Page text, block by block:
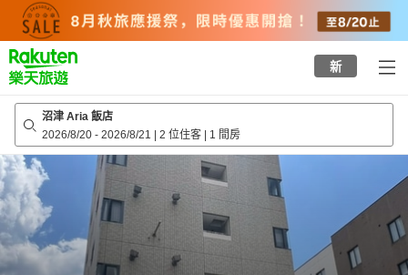
top
page
新
沼津 Aria 飯店
2026/8/20 - 2026/8/21 | 2 位住客 | 1 間房